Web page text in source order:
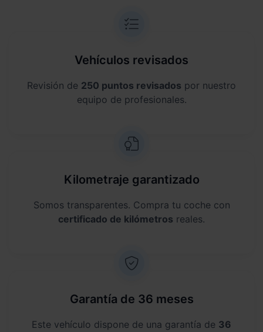
Vehículos revisados
Revisión de 250 puntos revisados por nuestro
equipo de profesionales.
Kilometraje garantizado
Somos transparentes. Compra tu coche con
certificado de kilómetros reales.
Garantía de 36 meses
Este vehículo dispone de una garantía de 36